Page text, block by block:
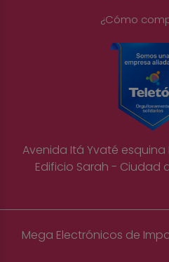
¿Cómo
Avenida Itá Yvaté esquina
Edificio Sarah - Ciudad
Mega Electrónicos de